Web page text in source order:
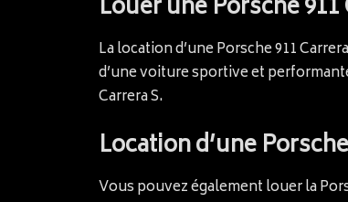
Louer une Porsche
La location d’une Porsche 911
d’une voiture sportive et
Carrera S.
Location d’une
Vous pouvez également louer la